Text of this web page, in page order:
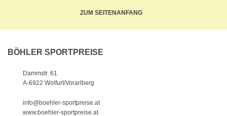
ZUM SEITENANFANG
BÖHLER SPORTPREISE
Dammstr. 61
A-6922 Wolfurt/Vorarlberg
info@boehler-sportpreise.at
www.boehler-sportpreise.at